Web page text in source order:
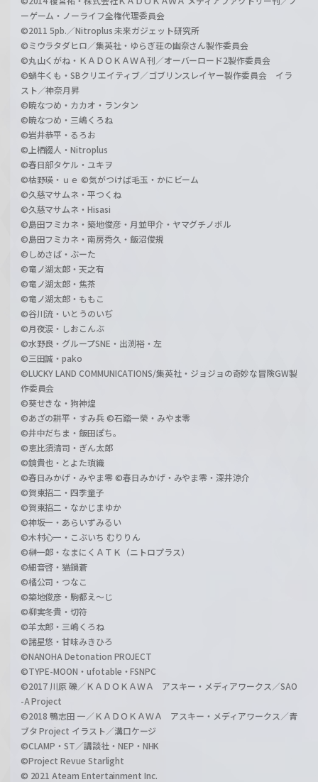
ーゲーム・ノーライフ全権代理委員会
©2011 5pb.／Nitroplus 未来ガジェット研究所
©ミウラタダヒロ／集英社・ゆらぎ荘の幽奈さん製作委員会
©丸山くがね・ＫＡＤＯＫＡＷＡ刊／オーバーロード2製作委員会
©蝸牛くも・SBクリエイティブ／ゴブリンスレイヤー製作委員会 イラ
スト／神奈月昇
©暁なつめ・カカオ・ランタン
©暁なつめ・三嶋くろね
©岩井恭平・るろお
©上栖綴人・Nitroplus
©春日部タケル・ユキヲ
©枯野瑛・ｕｅ ©気がつけば毛玉・かにビーム
©久慈マサムネ・平つくね
©久慈マサムネ・Hisasi
©島田フミカネ・築地俊彦・月並甲介・ヤマグチノボル
©島田フミカネ・南房秀久・飯沼俊規
©しめさば・ぶーた
©竜ノ湖太郎・天之有
©竜ノ湖太郎・焦茶
©竜ノ湖太郎・ももこ
©谷川流・いとうのいぢ
©月夜涙・しおこんぶ
©水野良・グループSNE・出渕裕・左
©三田誠・pako
©LUCKY LAND COMMUNICATIONS/集英社・ジョジョの奇妙な冒険GW製
作委員会
©葵せきな・狗神煌
©あざの耕平・すみ兵 ©石踏一榮・みやま零
©井中だちま・飯田ぽち。
©恵比須清司・ぎん太郎
©鏡貴也・とよた瑣織
©春日みかげ・みやま零 ©春日みかげ・みやま零・深井涼介
©賀東招二・四季童子
©賀東招二・なかじまゆか
©神坂一・あらいずみるい
©木村心一・こぶいち むりりん
©榊一郎・なまにくＡＴＫ（ニトロプラス）
©細音啓・猫鍋蒼
©橘公司・つなこ
©築地俊彦・駒都え～じ
©柳実冬貴・切符
©羊太郎・三嶋くろね
©諸星悠・甘味みきひろ
©NANOHA Detonation PROJECT
©TYPE-MOON・ufotable・FSNPC
©2017 川原 礫／ＫＡＤＯＫＡＷＡ アスキー・メディアワークス／SAO
-A Project
©2018 鴨志田 一／ＫＡＤＯＫＡＷＡ アスキー・メディアワークス／青
ブタ Project イラスト／溝口ケージ
©CLAMP・ST／講談社・NEP・NHK
©Project Revue Starlight
© 2021 Ateam Entertainment Inc.